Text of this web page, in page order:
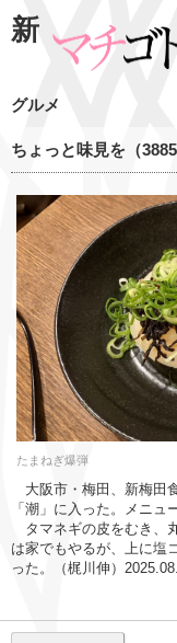
新
グルメ
ちょっと味見を（
たまねぎ爆弾
大阪市・梅田、新梅田
「潮」に入った。メニュ
タマネギの皮をむき、
は家でもやるが、上に塩
った。（梶川伸）